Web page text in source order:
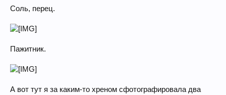
Соль, перец.
Пажитник.
А вот тут я за каким-то хреном сфотографировала два